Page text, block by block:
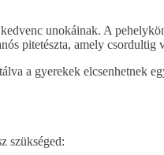
unokáinak. A
pitetészta, amely
a gyerekek elcsenhetnek
szükséged: